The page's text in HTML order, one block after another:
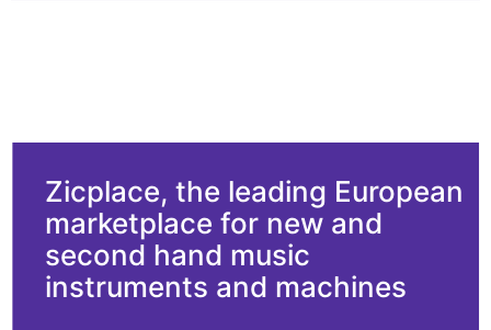
Zicplace, the leading European
marketplace for new and
second hand music
instruments and machines